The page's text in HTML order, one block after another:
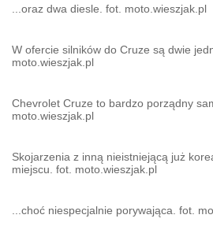
...oraz dwa diesle. fot. moto.wieszjak.pl
W ofercie silników do Cruze są dwie
moto.wieszjak.pl
Chevrolet Cruze to bardzo porządny
moto.wieszjak.pl
Skojarzenia z inną nieistniejącą już
miejscu. fot. moto.wieszjak.pl
...choć niespecjalnie porywająca. fot.